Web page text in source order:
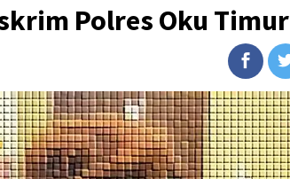
Polres Oku Timur